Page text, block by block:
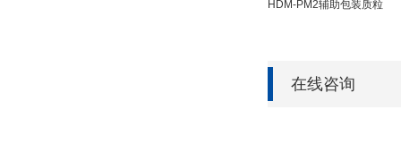
HDM-PM2辅助包装质粒
在线咨询